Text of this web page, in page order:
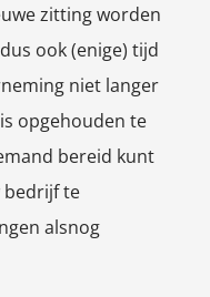
zitting worden
ook (enige) tijd
niet langer
opgehouden te
bereid kunt
bedrijf te
alsnog